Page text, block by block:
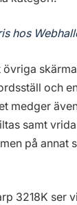
hos
övriga
och
medger
samt
på annat
3218K ser